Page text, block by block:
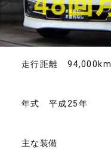
走行距離 94,000km
年式 平成25年
主な装備